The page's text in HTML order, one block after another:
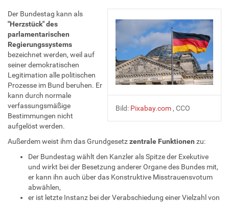
Bild: Pixabay.com , CCO
Der Bundestag kann als
"Herzstück" des
parlamentarischen
Regierungssystems
bezeichnet werden, weil auf
seiner demokratischen
Legitimation alle politischen
Prozesse im Bund beruhen. Er
kann durch normale
verfassungsmäßige
Bestimmungen nicht
aufgelöst werden.
Außerdem weist ihm das Grundgesetzzentrale Funktionen zu:
Der Bundestag wählt den Kanzler als Spitze der Exekutive
und wirkt bei der Besetzung anderer Organe des Bundes mit,
er kann ihn auch über das Konstruktive Misstrauensvotum
abwählen,
er ist letzte Instanz bei der Verabschiedung einer Vielzahl von